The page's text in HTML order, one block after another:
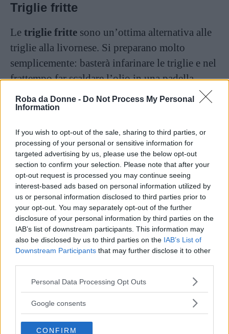
Roba da Donne - Do Not Process My Personal
Information
If you wish to opt-out of the sale, sharing to third parties, or
processing of your personal or sensitive information for
targeted advertising by us, please use the below opt-out
section to confirm your selection. Please note that after your
opt-out request is processed you may continue seeing
interest-based ads based on personal information utilized by
us or personal information disclosed to third parties prior to
your opt-out. You may separately opt-out of the further
disclosure of your personal information by third parties on the
IAB’s list of downstream participants. This information may
also be disclosed by us to third parties on the IAB’s List of
Downstream Participants that may further disclose it to other
Please note that this website/app uses one or more Google
not limited to your visit or usage behaviour. You may click to
use your data for below specified purposes in below Google
Personal Data Processing Opt Outs
Google consents
CONFIRM
Triglie fritte
Le triglie fritte sono un’ottima alternativa alle
triglie alla livornese. Si preparano molto
semplicemente: basterà infarinare le triglie e nel
frattempo far scaldare l’olio in una padella.
Quando quest’ultimo avrà raggiunto la
temperatura ideale, si uniscono le triglie e si
Si tolgono dall’olio e si fanno asciugare su carta
assorbente in modo da eliminare l’olio in
eccesso. Si salano e si servono in tavola con
spicchi di limone.
Triglie al cartoccio
Letriglie al cartocciosi preparano
accuratamente le triglie, dopo averle
opportunamente pulite e squamate. Nella pancia
di ogni triglia si aggiungono olio, una fettina di
acqua e un po’ di sale grosso.